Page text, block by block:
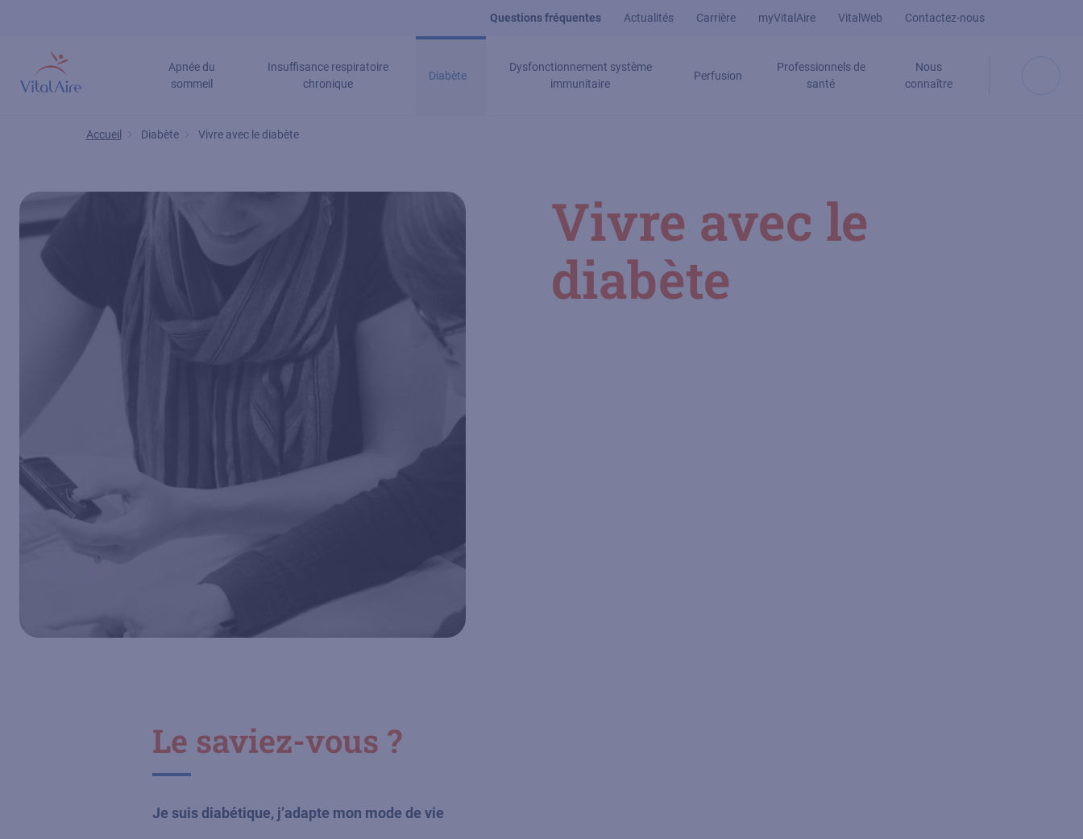
principal
Questions fréquentes Actualités Carrière myVitalAire VitalWeb Contactez-nous
Apnée du
sommeil
Insuffisance respiratoire
chronique
Diabète
Dysfonctionnement système
immunitaire
Perfusion
Professionnels de
santé
Nous
connaître
Accueil Diabète Vivre avec le diabète
Vivre avec le
diabète
Le saviez-vous ?
Je suis diabétique, j’adapte mon mode de vie